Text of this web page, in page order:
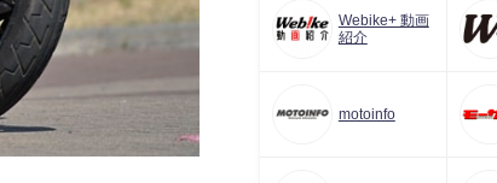
Webike+ 動画
紹介
motoinfo